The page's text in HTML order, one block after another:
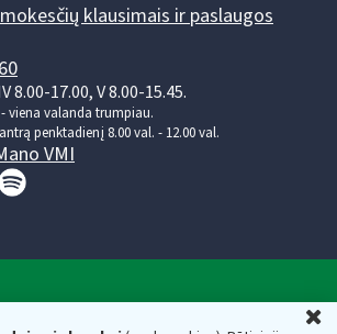
klausimais ir paslaugos
8.00-17.00, V 8.00-15.45.
viena valanda trumpiau.
penktadienį 8.00 val. - 12.00 val.
VMI